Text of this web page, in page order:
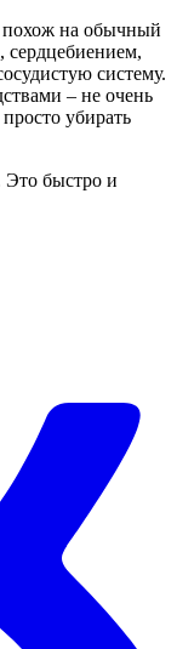
похож на обычный
сердцебиением,
систему.
– не очень
убирать
Это быстро и